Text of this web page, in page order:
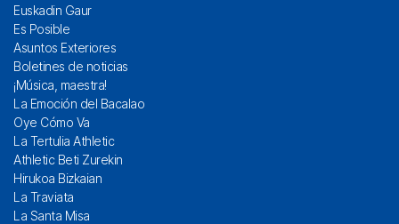
Euskadin Gaur
Es Posible
Asuntos Exteriores
Boletines de noticias
¡Música, maestra!
La Emoción del Bacalao
Oye Cómo Va
La Tertulia Athletic
Athletic Beti Zurekin
Hirukoa Bizkaian
La Traviata
La Santa Misa